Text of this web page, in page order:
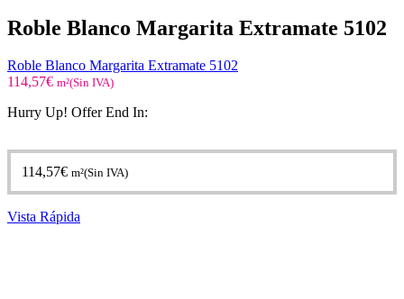
Roble Blanco Margarita Extramate 5102
Roble Blanco Margarita Extramate 5102
114,57€ m²(Sin IVA)
Hurry Up! Offer End In:
114,57€ m²(Sin IVA)
Vista Rápida